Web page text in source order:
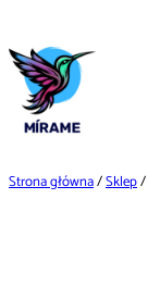
do
treści
Strona główna/Sklep/